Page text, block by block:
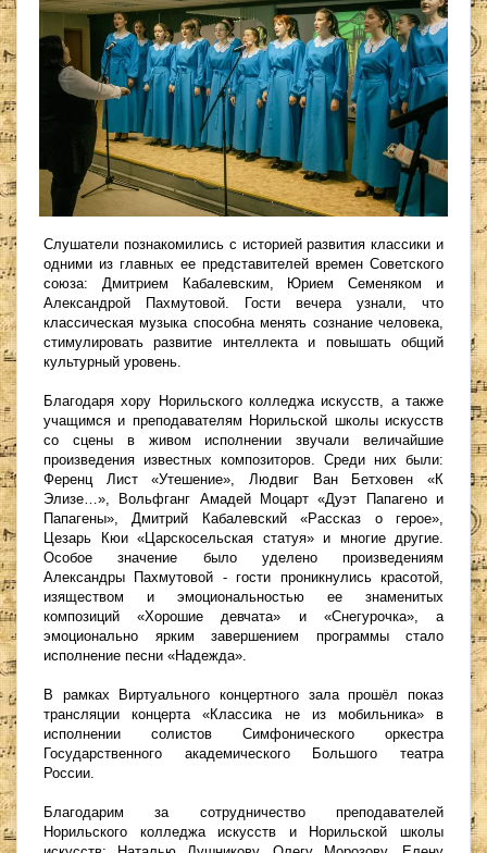
Слушатели познакомились с историей развития классики и
одними из главных ее представителей времен Советского
союза: Дмитрием Кабалевским, Юрием Семеняком и
Александрой Пахмутовой. Гости вечера узнали, что
классическая музыка способна менять сознание человека,
стимулировать развитие интеллекта и повышать общий
культурный уровень.
Благодаря хору Норильского колледжа искусств, а также
учащимся и преподавателям Норильской школы искусств
со сцены в живом исполнении звучали величайшие
произведения известных композиторов. Среди них были:
Ференц Лист «Утешение», Людвиг Ван Бетховен «К
Элизе…», Вольфганг Амадей Моцарт «Дуэт Папагено и
Папагены», Дмитрий Кабалевский «Рассказ о герое»,
Цезарь Кюи «Царскосельская статуя» и многие другие.
Особое значение было уделено произведениям
Александры Пахмутовой - гости проникнулись красотой,
изяществом и эмоциональностью ее знаменитых
композиций «Хорошие девчата» и «Снегурочка», а
эмоционально ярким завершением программы стало
исполнение песни «Надежда».
В рамках Виртуального концертного зала прошёл показ
трансляции концерта «Классика не из мобильника» в
исполнении солистов Симфонического оркестра
Государственного академического Большого театра
России.
Благодарим за сотрудничество преподавателей
Норильского колледжа искусств и Норильской школы